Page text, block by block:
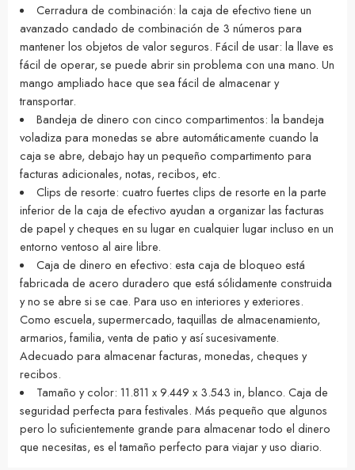
Cerradura de combinación: la caja de efectivo tiene un
avanzado candado de combinación de 3 números para
mantener los objetos de valor seguros. Fácil de usar: la llave es
fácil de operar, se puede abrir sin problema con una mano. Un
mango ampliado hace que sea fácil de almacenar y
transportar.
Bandeja de dinero con cinco compartimentos: la bandeja
voladiza para monedas se abre automáticamente cuando la
caja se abre, debajo hay un pequeño compartimento para
facturas adicionales, notas, recibos, etc.
Clips de resorte: cuatro fuertes clips de resorte en la parte
inferior de la caja de efectivo ayudan a organizar las facturas
de papel y cheques en su lugar en cualquier lugar incluso en un
entorno ventoso al aire libre.
Caja de dinero en efectivo: esta caja de bloqueo está
fabricada de acero duradero que está sólidamente construida
y no se abre si se cae. Para uso en interiores y exteriores.
Como escuela, supermercado, taquillas de almacenamiento,
armarios, familia, venta de patio y así sucesivamente.
Adecuado para almacenar facturas, monedas, cheques y
recibos.
Tamaño y color: 11.811 x 9.449 x 3.543 in, blanco. Caja de
seguridad perfecta para festivales. Más pequeño que algunos
pero lo suficientemente grande para almacenar todo el dinero
que necesitas, es el tamaño perfecto para viajar y uso diario.